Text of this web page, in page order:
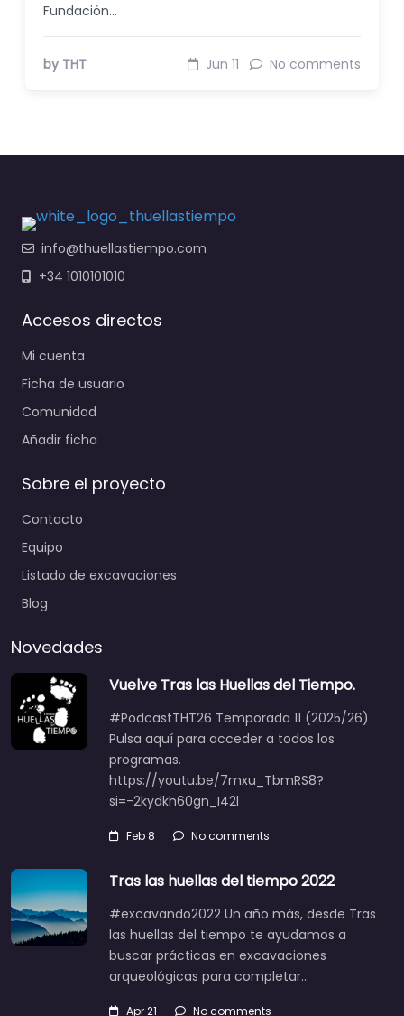
Fundación…
by THT Jun 11 No comments
info@thuellastiempo.com
+34 1010101010
Accesos directos
Mi cuenta
Ficha de usuario
Comunidad
Añadir ficha
Sobre el proyecto
Contacto
Equipo
Listado de excavaciones
Blog
Novedades
Vuelve Tras las Huellas del Tiempo.
#PodcastTHT26 Temporada 11 (2025/26)
Pulsa aquí para acceder a todos los
programas.
https://youtu.be/7mxu_TbmRS8?
si=-2kydkh60gn_I42l
Feb 8 No comments
Tras las huellas del tiempo 2022
#excavando2022 Un año más, desde Tras
las huellas del tiempo te ayudamos a
buscar prácticas en excavaciones
arqueológicas para completar…
Apr 21 No comments